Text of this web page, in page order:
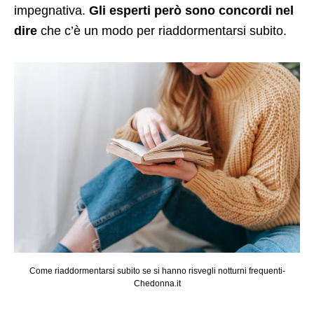
impegnativa. Gli esperti però sono concordi nel
dire che c’è un modo per riaddormentarsi subito.
Come riaddormentarsi subito se si hanno risvegli notturni frequenti-
Chedonna.it